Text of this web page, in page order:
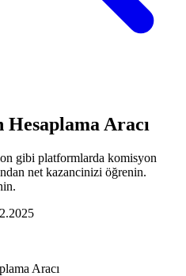
Aracı
gibi platformlarda komisyon
net kazancinizi öğrenin.
Aracı